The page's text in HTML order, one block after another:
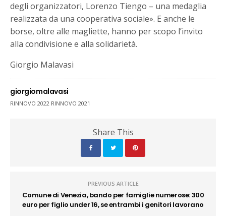
degli organizzatori, Lorenzo Tiengo – una medaglia
realizzata da una cooperativa sociale». E anche le
borse, oltre alle magliette, hanno per scopo l’invito
alla condivisione e alla solidarietà.
Giorgio Malavasi
giorgiomalavasi
RINNOVO 2022 RINNOVO 2021
Share This
PREVIOUS ARTICLE
Comune di Venezia, bando per famiglie numerose: 300
euro per figlio under 16, se entrambi i genitori lavorano